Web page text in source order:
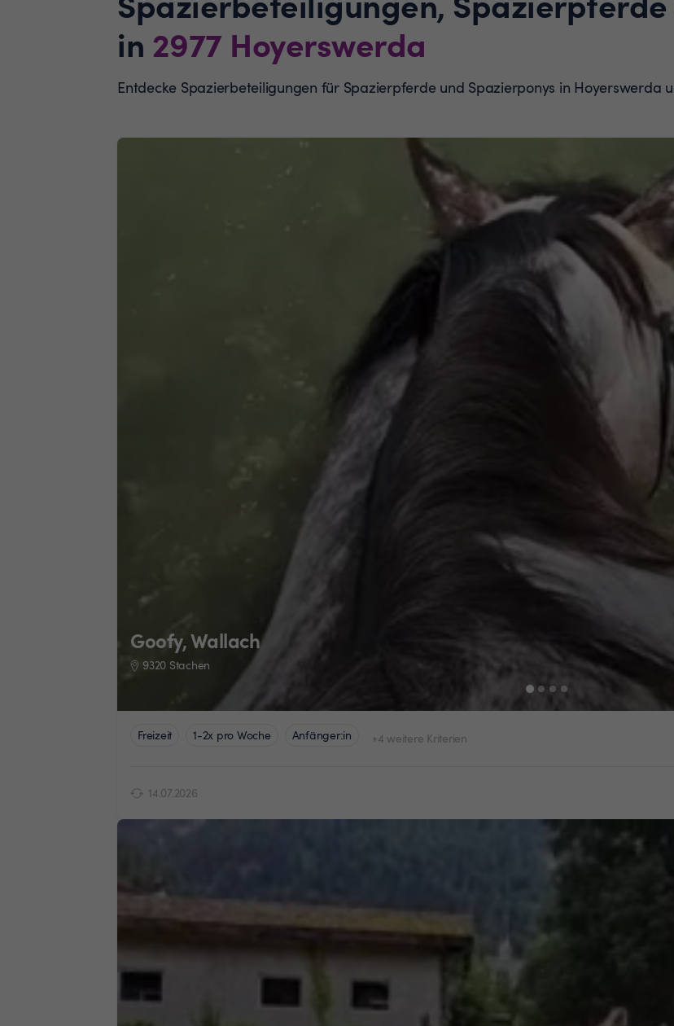
in 2977 Hoyerswerda
Entdecke Spazierbeteiligungen für Spazierpferde und Spazierponys in Hoyerswerda
Goofy, Wallach
9320 Stachen
Freizeit 1-2x pro Woche Anfänger:in +4 weitere Kriterien
14.07.2026